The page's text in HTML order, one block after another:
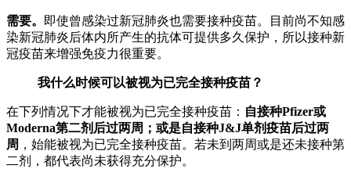
需要。
即使曾感染过新冠肺炎也需要接种疫苗。目前尚不知感
染新冠肺炎后体内所产生的抗体可提供多久保护，所以接种新
冠疫苗来增强免疫力很重要。
我什么时候可以被视为已完全接种疫苗？
在下列情况下才能被视为已完全接种疫苗： 自接种Pfizer或
Moderna第二剂后过两周；或是自接种J&J单剂疫苗后过两
周 ，始能被视为已完全接种疫苗。若未到两周或是还未接种第
二剂，都代表尚未获得充分保护。